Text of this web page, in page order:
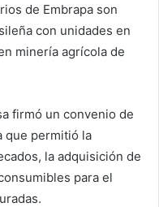
de Embrapa son
con unidades en
minería agrícola de
firmó un convenio de
que permitió la
la adquisición de
para el